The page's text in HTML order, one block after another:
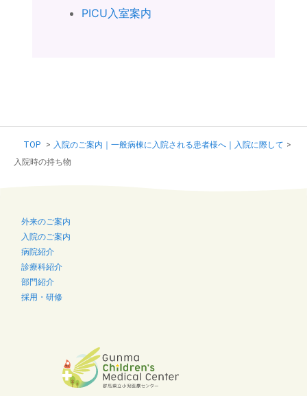
PICU入室案内
TOP > 入院のご案内｜一般病棟に入院される患者様へ｜入院に際して >
入院時の持ち物
外来のご案内
入院のご案内
病院紹介
診療科紹介
部門紹介
採用・研修